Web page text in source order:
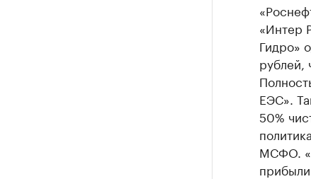
«Интер
Гидро»
рублей,
ЕЭС».
50%
МСФО.